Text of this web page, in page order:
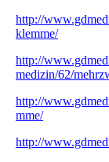
http://
klemme/
http://
medizin/62/
http://
mme/
http://